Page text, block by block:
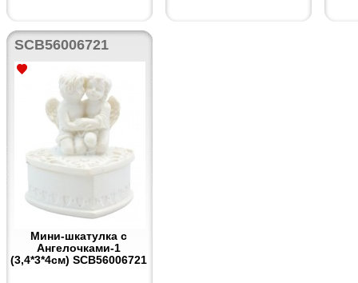
SCB56006721
Мини-шкатулка с
Ангелочками-1
(3,4*3*4см) SCB56006721